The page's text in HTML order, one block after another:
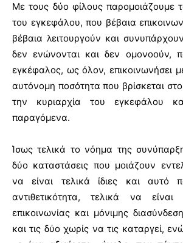
Με τους δύο φίλους παρομοιάζουμε
του εγκεφάλου, που βέβαια
βέβαια λειτουργούν και
δεν ενώνονται και δεν ομονοούν,
εγκέφαλος, ως όλον, επικοινωνήσει
αυτόνομη ποσότητα που βρίσκεται
την κυριαρχία του εγκεφάλου
παραγόμενα.
Ίσως τελικά το νόημα της
δύο καταστάσεις που μοιάζουν
να είναι τελικά ίδιες και αυτό
αντιθετικότητα, τελικά να είναι
επικοινωνίας και μόνιμης
και τις δύο χωρίς να τις καταργεί,